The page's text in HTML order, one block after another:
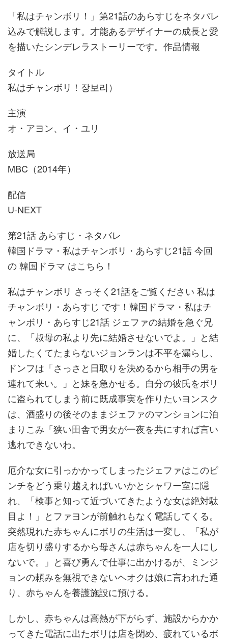
「私はチャンボリ！」第21話のあらすじをネタバレ
込みで解説します。才能あるデザイナーの成長と愛
を描いたシンデレラストーリーです。作品情報
タイトル
私はチャンボリ！장보리）
主演
オ・アヨン、イ・ユリ
放送局
MBC（2014年）
配信
U-NEXT
第21話 あらすじ・ネタバレ
韓国ドラマ・私はチャンボリ・あらすじ21話 今回
の 韓国ドラマ はこちら！
私はチャンボリ さっそく21話をご覧ください 私は
チャンボリ・あらすじ です！韓国ドラマ・私はチ
ャンボリ・あらすじ21話 ジェファの結婚を急ぐ兄
に、「叔母の私より先に結婚させないでよ。」と結
婚したくてたまらないジョンランは不平を漏らし、
ドンフは「さっさと日取りを決めるから相手の男を
連れて来い。」と妹を急かせる。自分の彼氏をボリ
に盗られてしまう前に既成事実を作りたいヨンスク
は、酒盛りの後そのままジェファのマンションに泊
まりこみ「狭い田舎で男女が一夜を共にすれば言い
逃れできないわ。
厄介な女に引っかかってしまったジェファはこのピ
ンチをどう乗り越えればいいかとシャワー室に隠
れ、「検事と知って近づいてきたような女は絶対駄
目よ！」とファヨンが前触れもなく電話してくる。
突然現れた赤ちゃんにボリの生活は一変し、「私が
店を切り盛りするから母さんは赤ちゃんを一人にし
ないで。」と喜び勇んで仕事に出かけるが、ミンジ
ョンの頼みを無視できないヘオクは娘に言われた通
り、赤ちゃんを養護施設に預ける。
しかし、赤ちゃんは高熱が下がらず、施設からかか
ってきた電話に出たボリは店を閉め、疲れているボ